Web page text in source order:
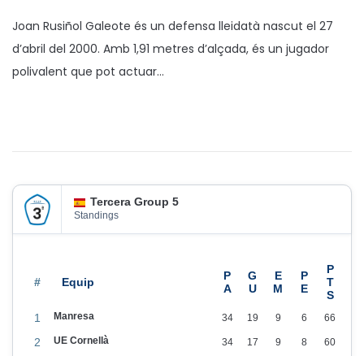
s
a
t
/
1
1
Joan Rusiñol Galeote és un defensa lleidatà nascut el 27
d’abril del 2000. Amb 1,91 metres d’alçada, és un jugador
polivalent que pot actuar…
Tercera Group 5
Standings
#
1 Manresa 34 19 9 6 66
2 UE Cornellà 34 17 9 8 60